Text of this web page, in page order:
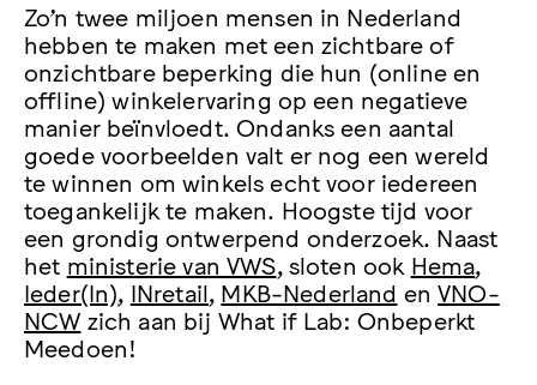
Zo’n twee miljoen mensen in Nederland
hebben te maken met een zichtbare of
onzichtbare beperking die hun (online en
offline) winkelervaring op een negatieve
manier beïnvloedt. Ondanks een aantal
goede voorbeelden valt er nog een wereld
te winnen om winkels echt voor iedereen
toegankelijk te maken. Hoogste tijd voor
een grondig ontwerpend onderzoek. Naast
het ministerie van VWS, sloten ook Hema,
Ieder(In), INretail, MKB-Nederland enVNO-
NCW zich aan bij What if Lab: Onbeperkt
Meedoen!